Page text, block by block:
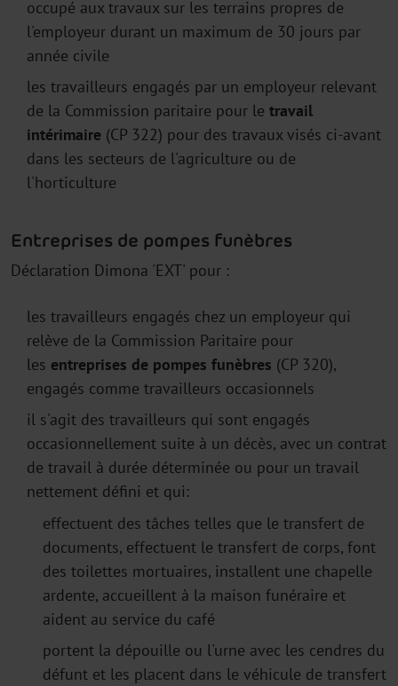
occupé aux travaux sur les terrains propres de
l'employeur durant un maximum de 30 jours par
année civile
les travailleurs engagés par un employeur relevant
de la Commission paritaire pour le travail
intérimaire (CP 322) pour des travaux visés ci-avant
dans les secteurs de l'agriculture ou de
l'horticulture
Entreprises de pompes funèbres
Déclaration Dimona 'EXT' pour :
les travailleurs engagés chez un employeur qui
relève de la Commission Paritaire pour
les entreprises de pompes funèbres (CP 320),
engagés comme travailleurs occasionnels
il s'agit des travailleurs qui sont engagés
occasionnellement suite à un décès, avec un contrat
de travail à durée déterminée ou pour un travail
nettement défini et qui:
effectuent des tâches telles que le transfert de
documents, effectuent le transfert de corps, font
des toilettes mortuaires, installent une chapelle
ardente, accueillent à la maison funéraire et
aident au service du café
portent la dépouille ou l'urne avec les cendres du
défunt et les placent dans le véhicule de transfert